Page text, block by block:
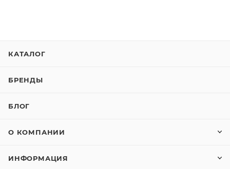
КАТАЛОГ
БРЕНДЫ
БЛОГ
О КОМПАНИИ
ИНФОРМАЦИЯ